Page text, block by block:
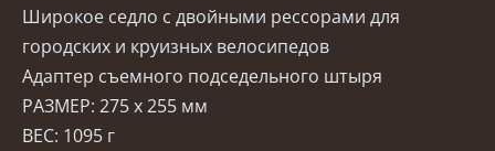
Широкое седло с двойными рессорами для
городских и круизных велосипедов
Адаптер съемного подседельного штыря
РАЗМЕР: 275 x 255 мм
ВЕС: 1095 г